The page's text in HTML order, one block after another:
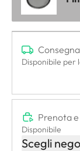
Consegna
Disponibile per
Prenota
Disponibile
Scegli